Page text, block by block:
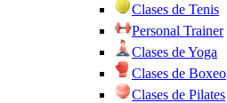
Clases de Tenis
Personal Trainer
Clases de Yoga
Clases de Boxeo
Clases de Pilates